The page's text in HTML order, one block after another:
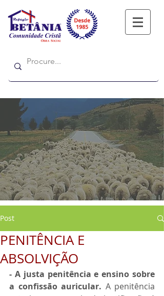
Refugio
Post
PENITÊNCIA E
ABSOLVIÇÃO
- A justa penitência e ensino sobre
a confissão auricular. A penitência